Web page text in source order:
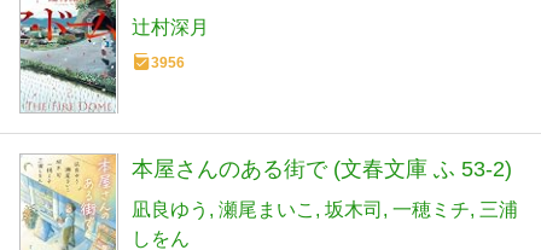
辻村深月
3956
本屋さんのある街で (文春文庫 ふ 53-2)
凪良ゆう 瀬尾まいこ 坂木司 一穂ミチ 三浦
しをん